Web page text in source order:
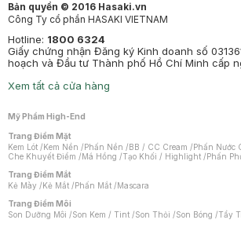
Bản quyền © 2016 Hasaki.vn
Công Ty cổ phần HASAKI VIETNAM
Hotline: 1800 6324
Giấy chứng nhận Đăng ký Kinh doanh số
hoạch và Đầu tư Thành phố Hồ Chí Minh cấp
Xem tất cả cửa hàng
Mỹ Phẩm High-End
Trang Điểm Mặt
Kem Lót /Kem Nền /Phấn Nền /BB / CC Cream /Phấn Nước
Che Khuyết Điểm /Má Hồng /Tạo Khối / Highlight /Phấn
Trang Điểm Mắt
Kẻ Mày /Kẻ Mắt /Phấn Mắt /Mascara
Trang Điểm Môi
Son Dưỡng Môi /Son Kem / Tint /Son Thỏi /Son Bóng /Tẩy